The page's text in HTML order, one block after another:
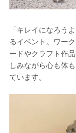
「キレイになろう
るイベント。ワー
ードやクラフト作
しみながら心も体
ています。